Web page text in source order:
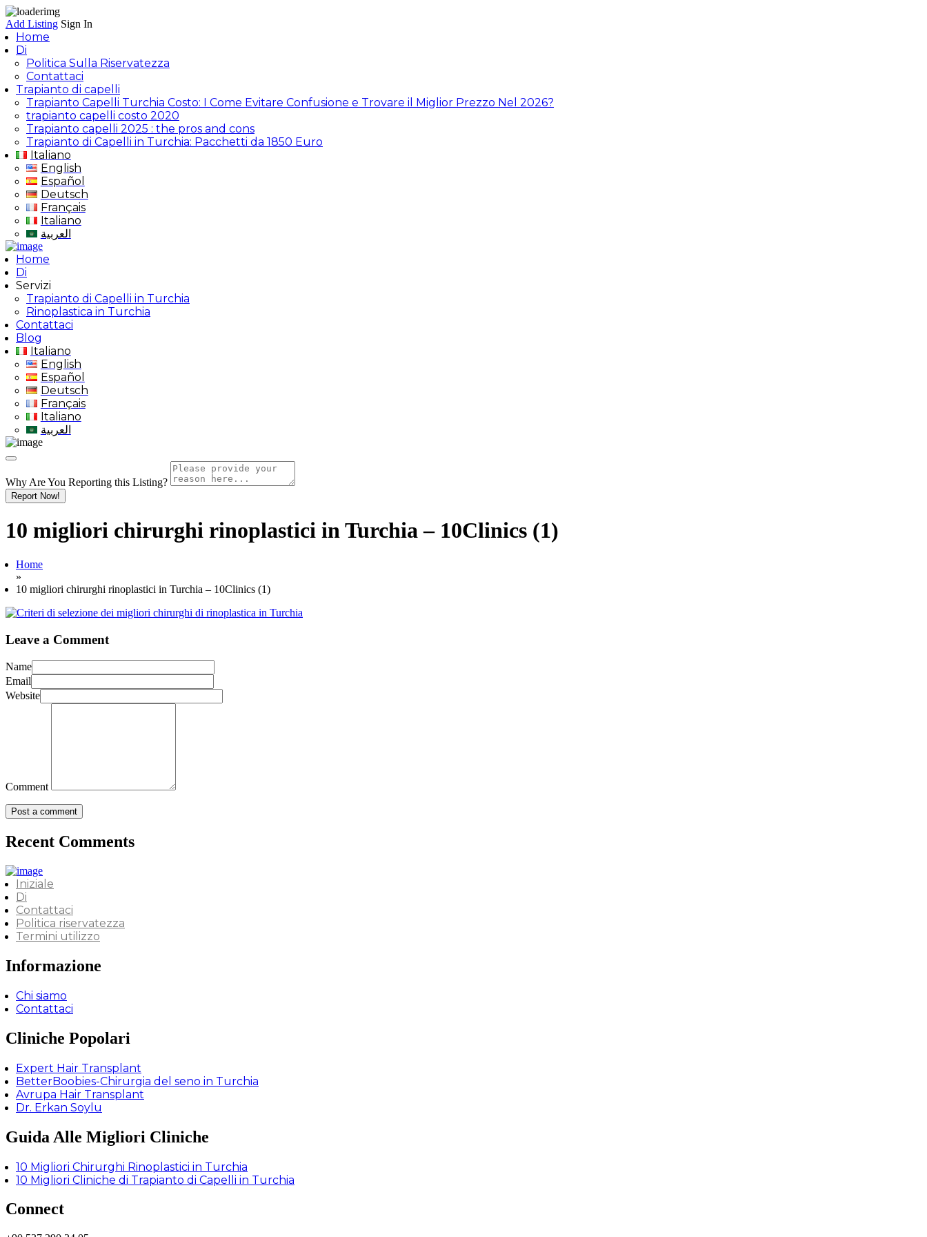
Add Listing Sign In
Home
Di
Politica Sulla Riservatezza
Contattaci
Trapianto di capelli
Trapianto Capelli Turchia Costo: I Come Evitare Confusione e Trovare il Miglior Prezzo Nel 2026?
trapianto capelli costo 2020
Trapianto capelli 2025 : the pros and cons
Trapianto di Capelli in Turchia: Pacchetti da 1850 Euro
Italiano
English
Español
Deutsch
Français
Italiano
العربية
Home
Di
Servizi
Trapianto di Capelli in Turchia
Rinoplastica in Turchia
Contattaci
Blog
Italiano
English
Español
Deutsch
Français
Italiano
العربية
Why Are You Reporting this Listing?
Report Now!
10 migliori chirurghi rinoplastici in Turchia – 10Clinics (1)
Home
»
10 migliori chirurghi rinoplastici in Turchia – 10Clinics (1)
Leave a Comment
Name
Email
Website
Comment
Recent Comments
Iniziale
Di
Contattaci
Politica riservatezza
Termini utilizzo
Informazione
Chi siamo
Contattaci
Cliniche Popolari
Expert Hair Transplant
BetterBoobies-Chirurgia del seno in Turchia
Avrupa Hair Transplant
Dr. Erkan Soylu
Guida Alle Migliori Cliniche
10 Migliori Chirurghi Rinoplastici in Turchia
10 Migliori Cliniche di Trapianto di Capelli in Turchia
Connect